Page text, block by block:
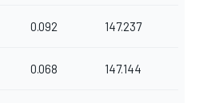
0.092 147.237
0.068 147.144